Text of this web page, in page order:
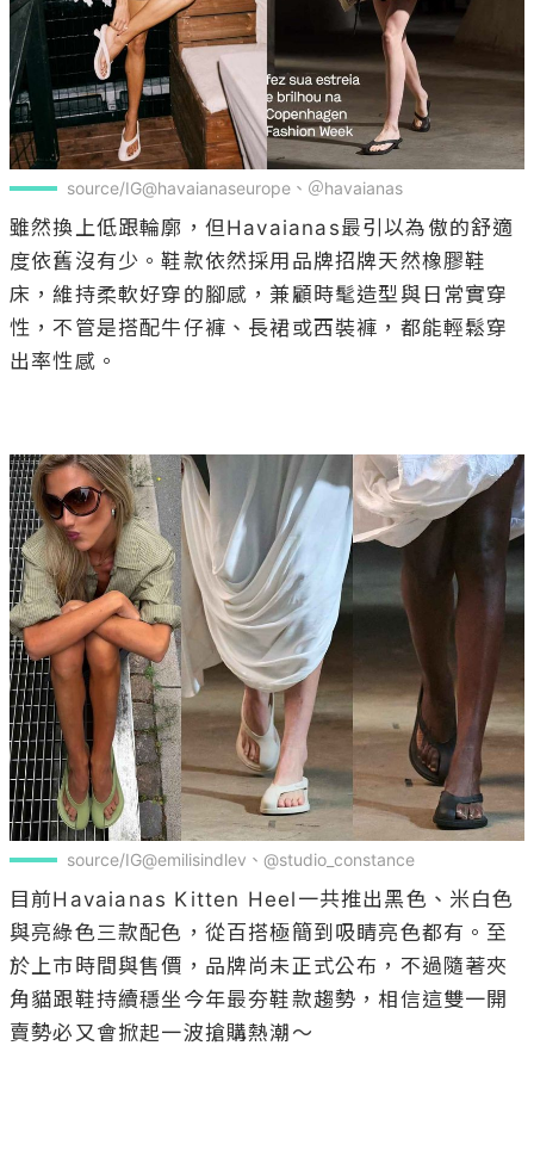
source/IG@havaianaseurope、＠havaianas
雖然換上低跟輪廓，但Havaianas最引以為傲的舒適
度依舊沒有少。鞋款依然採用品牌招牌天然橡膠鞋
床，維持柔軟好穿的腳感，兼顧時髦造型與日常實穿
性，不管是搭配牛仔褲、長裙或西裝褲，都能輕鬆穿
出率性感。
source/IG@emilisindlev、@studio_constance
目前Havaianas Kitten Heel一共推出黑色、米白色
與亮綠色三款配色，從百搭極簡到吸睛亮色都有。至
於上市時間與售價，品牌尚未正式公布，不過隨著夾
角貓跟鞋持續穩坐今年最夯鞋款趨勢，相信這雙一開
賣勢必又會掀起一波搶購熱潮～